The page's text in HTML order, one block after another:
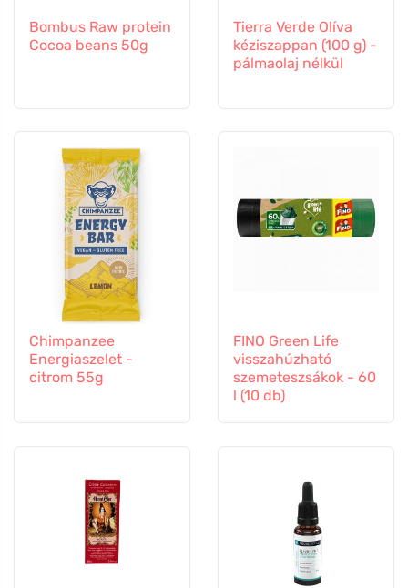
Bombus Raw protein
Cocoa beans 50g
Tierra Verde Olíva
kéziszappan (100 g) -
pálmaolaj nélkül
Chimpanzee
Energiaszelet -
citrom 55g
FINO Green Life
visszahúzható
szemeteszsákok - 60
l (10 db)